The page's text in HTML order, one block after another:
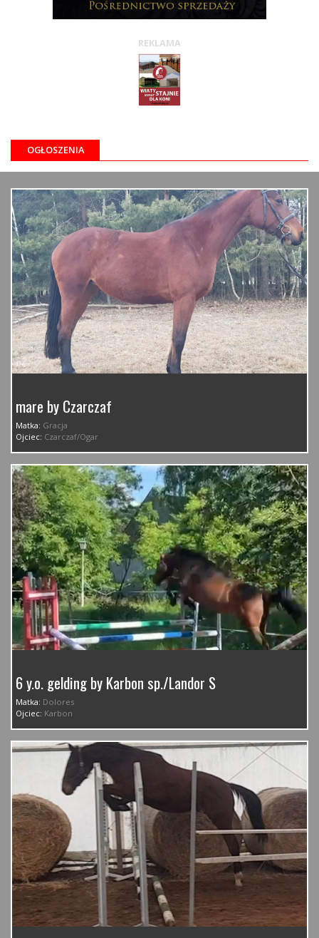
REKLAMA
OGŁOSZENIA
mare by Czarczaf
Matka: Gracja
Ojciec: Czarczaf/Ogar
6 y.o. gelding by Karbon sp./Landor S
Matka: Dolores
Ojciec: Karbon